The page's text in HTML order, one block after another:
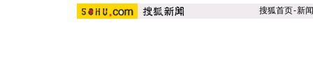
搜狐首页-新闻